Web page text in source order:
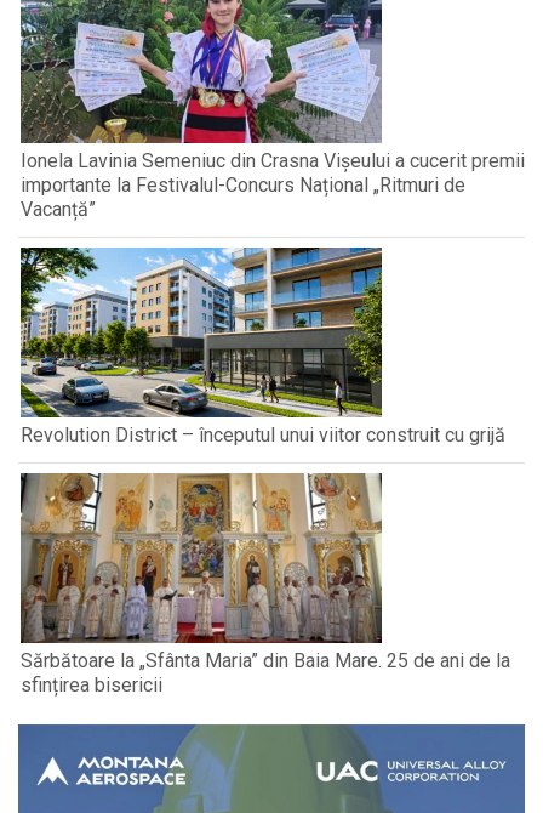
Ionela Lavinia Semeniuc din Crasna Vișeului a cucerit premii
importante la Festivalul-Concurs Național „Ritmuri de
Vacanță”
Revolution District – începutul unui viitor construit cu grijă
Sărbătoare la „Sfânta Maria” din Baia Mare. 25 de ani de la
sfințirea bisericii